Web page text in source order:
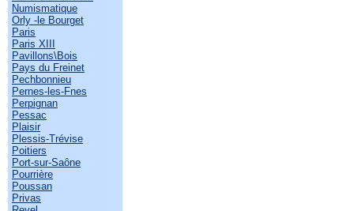
Numismatique
Orly -le Bourget
Paris
Paris XIII
Pavillons\Bois
Pays du Freinet
Pechbonnieu
Pernes-les-Fnes
Perpignan
Pessac
Plaisir
Plessis-Trévise
Poitiers
Port-sur-Saône
Pourrière
Poussan
Privas